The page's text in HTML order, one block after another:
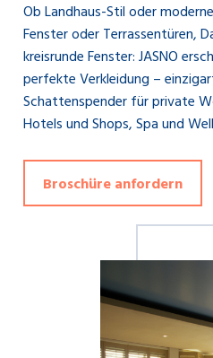
Ob Landhaus-Stil oder
Fenster oder Terrassentüren,
kreisrunde Fenster: JASNO
perfekte Verkleidung –
Schattenspender für private
Hotels und Shops, Spa und
Broschüre anfordern